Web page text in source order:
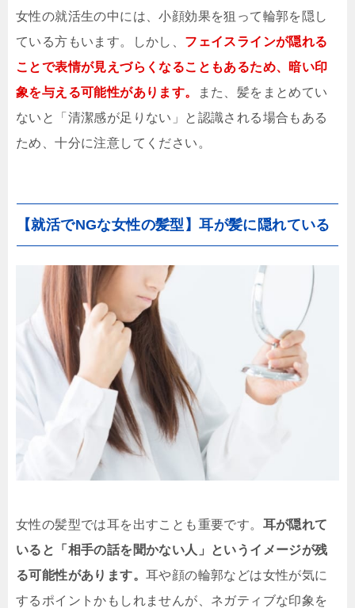
女性の就活生の中には、小顔効果を狙って輪郭を隠し
ている方もいます。しかし、 フェイスラインが隠れる
ことで表情が見えづらくなることもあるため、暗い印
象を与える可能性があります。
また、髪をまとめてい
ないと「清潔感が足りない」と認識される場合もある
ため、十分に注意してください。
【就活でNGな女性の髪型】耳が髪に隠れている
女性の髪型では耳を出すことも重要です。 耳が隠れて
いると「相手の話を聞かない人」というイメージが残
る可能性があります。 耳や顔の輪郭などは女性が気に
するポイントかもしれませんが、ネガティブな印象を